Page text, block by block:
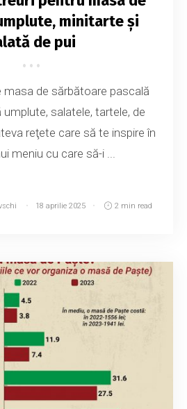
minitarte şi
de pui
masa de sărbătoare pascală
umplute, salatele, tartele, de
reţete care să te inspire în
meniu cu care să-i ...
18 aprilie 2025 2 min read